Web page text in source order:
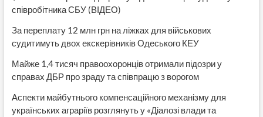
співробітника СБУ (ВІДЕО)
За переплату 12 млн грн на ліжках для військових
судитимуть двох екскерівників Одеського КЕУ
Майже 1,4 тисяч правоохоронців отримали підозри у
справах ДБР про зраду та співпрацю з ворогом
Аспекти майбутнього компенсаційного механізму для
українських аграріїв розглянуть у «Діалозі влади та